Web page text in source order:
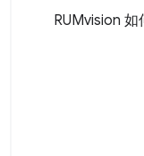
RUMvision